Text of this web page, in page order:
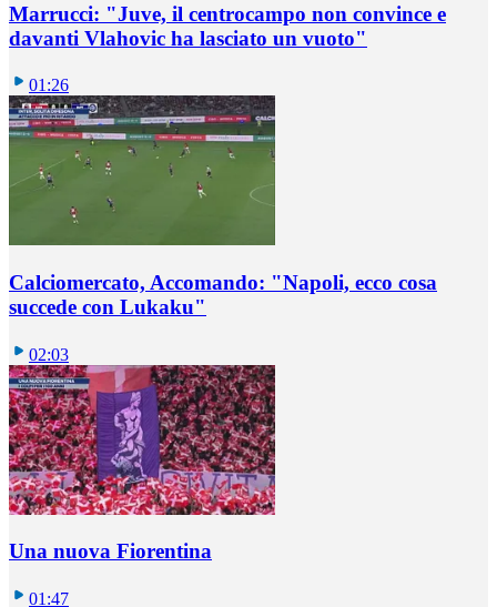
Marrucci: "Juve, il centrocampo non convince e
davanti Vlahovic ha lasciato un vuoto"
01:26
Calciomercato, Accomando: "Napoli, ecco cosa
succede con Lukaku"
02:03
Una nuova Fiorentina
01:47